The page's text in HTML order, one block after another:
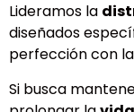
Lideramos la
diseñados
perfección con la
Si busca